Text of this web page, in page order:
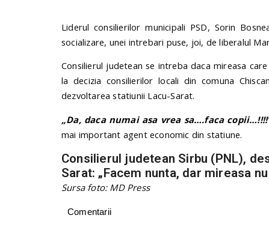
Liderul consilierilor municipali PSD, Sorin
socializare, unei intrebari puse, joi, de liberalul
Consilierul judetean se intreba daca mireasa
la decizia consilierilor locali din comuna
dezvoltarea statiunii Lacu-Sarat.
„Da, daca numai asa vrea sa….faca
mai important agent economic din statiune.
Consilierul judetean Sirbu (PNL),
Sarat: „Facem nunta, dar mireasa
Sursa foto: MD Press
Comentarii